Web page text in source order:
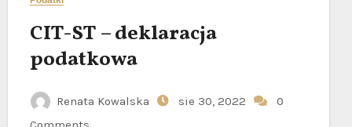
CIT-ST – deklaracja
podatkowa
Renata Kowalska sie 30, 2022
0